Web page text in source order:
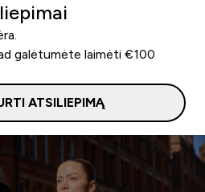
galėtumėte laimėti €100
ATSILIEPIMĄ